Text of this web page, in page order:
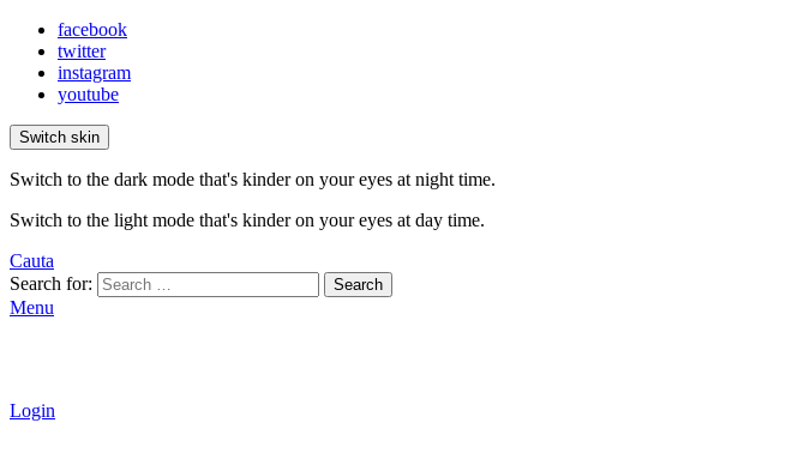
facebook
twitter
instagram
youtube
Switch skin
Switch to the dark mode that's kinder on your eyes at night time.
Switch to the light mode that's kinder on your eyes at day time.
Cauta
Search for:
Search
Menu
Login